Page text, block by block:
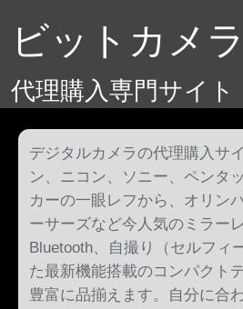
ビットカメラ
代理購入専門サイト
デジタルカメラの代理購入サ
ン、ニコン、ソニー、ペンタ
カーの一眼レフから、オリン
ーサーズなど今人気のミラー
Bluetooth、自撮り（セルフィ
た最新機能搭載のコンパクト
豊富に品揃えます。自分に合